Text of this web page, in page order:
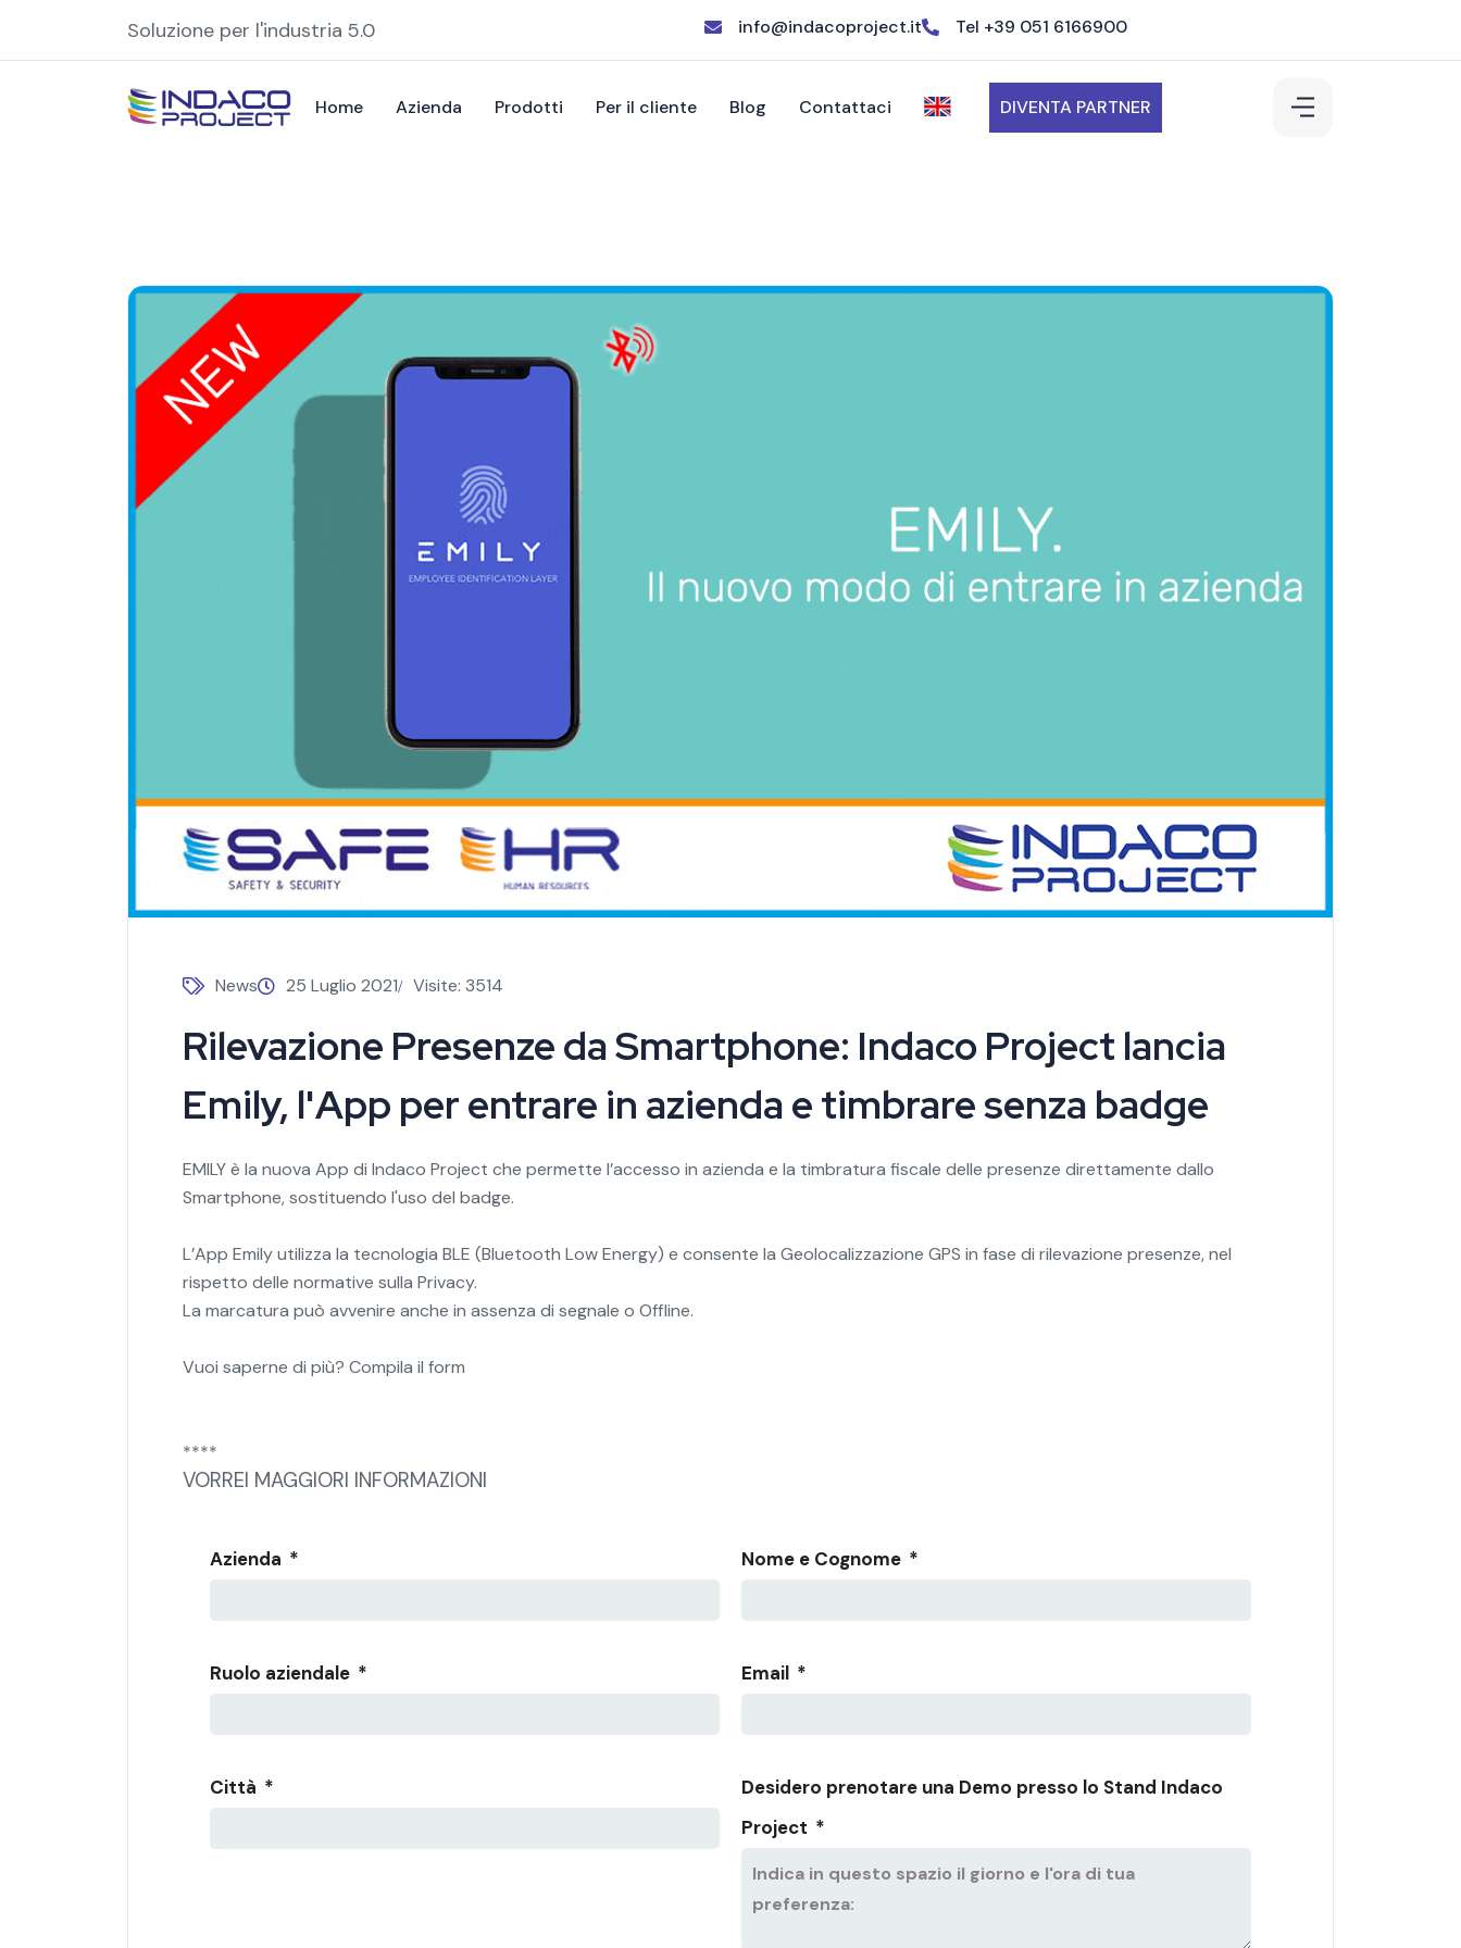
Soluzione per l'industria 5.0 info@indacoproject.it Tel +39 051 6166900
Home Azienda Prodotti Per il cliente Blog Contattaci DIVENTA PARTNER
Rilevazione Presenze da Smartphone: Indaco Project lancia
Emily, l'App per entrare in azienda e timbrare senza badge
News 25 Luglio 2021 Visite: 3514
EMILY è la nuova App di Indaco Project che permette l’accesso in azienda e la timbratura fiscale delle presenze direttamente dallo
Smartphone, sostituendo l'uso del badge.
L’App Emily utilizza la tecnologia BLE (Bluetooth Low Energy) e consente la Geolocalizzazione GPS in fase di rilevazione presenze, nel
rispetto delle normative sulla Privacy.
La marcatura può avvenire anche in assenza di segnale o Offline.
Vuoi saperne di più? Compila il form
****
VORREI MAGGIORI INFORMAZIONI
Azienda * Nome e Cognome *
Ruolo aziendale * Email *
Città *
Desidero prenotare una Demo presso lo Stand Indaco
Project *